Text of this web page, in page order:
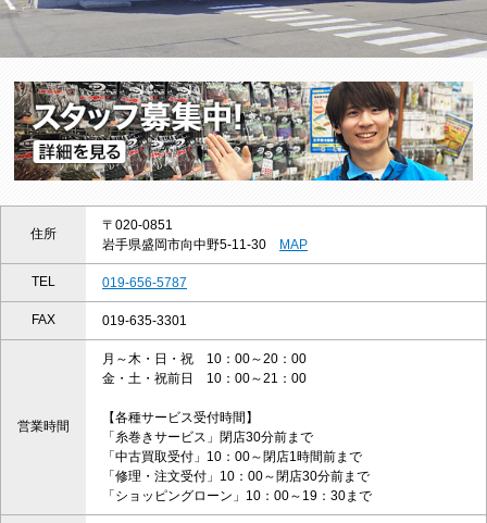
住所
〒020-0851
岩手県盛岡市向中野5-11-30 MAP
TEL 019-656-5787
FAX 019-635-3301
営業時間
月～木・日・祝 10：00～20：00
金・土・祝前日 10：00～21：00
【各種サービス受付時間】
「糸巻きサービス」閉店30分前まで
「中古買取受付」10：00～閉店1時間前まで
「修理・注文受付」10：00～閉店30分前まで
「ショッピングローン」10：00～19：30まで